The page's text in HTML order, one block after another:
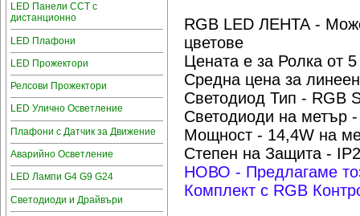
LED Панели CCT с
дистанционно
LED Плафони
LED Прожектори
Релсови Прожектори
LED Улично Осветление
Плафони с Датчик за Движение
Аварийно Осветление
LED Лампи G4 G9 G24
Светодиоди и Драйвъри
RGB LED ЛЕНТА -
цветове
Цената е за Ролка от
Средна цена за
Светодиод Тип - RGB
Светодиоди на метър
Мощност - 14,4W на
Степен на Защита -
НОВО - Предлагаме
Комплект с RGB